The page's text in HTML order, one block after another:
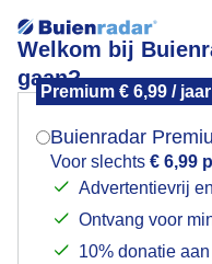
Welkom bij
gaan?
Premium € 6,99 / jaar
Buienradar
Voor slechts € 6,99
Advertentievrij
Ontvang voor
10% donatie
meanderendebeek
Een
Mogen we je
Indien je hier nog
verschijnt er zo